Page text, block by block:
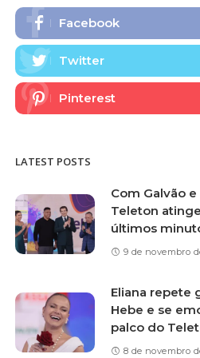
Facebook
Twitter
Pinterest
LATEST POSTS
Com Galvão
Teleton
últimos
9 de novembro
Eliana repete
Hebe e se
palco do
8 de novembro